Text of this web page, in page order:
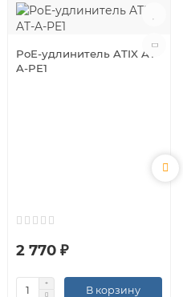
PoE-удлинитель ATIX AT-
A-PE1
2 770 ₽
В корзину